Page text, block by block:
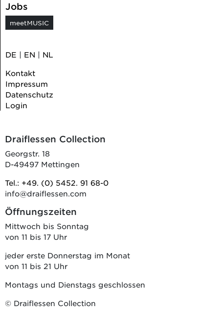
Jobs
meetMUSIC
DE | EN | NL
Kontakt
Impressum
Datenschutz
Login
Draiflessen Collection
Georgstr. 18
D-49497 Mettingen
Tel.: +49. (0) 5452. 91 68-0
info@draiflessen.com
Öffnungszeiten
Mittwoch bis Sonntag
von 11 bis 17 Uhr
jeder erste Donnerstag im Monat
von 11 bis 21 Uhr
Montags und Dienstags geschlossen
© Draiflessen Collection